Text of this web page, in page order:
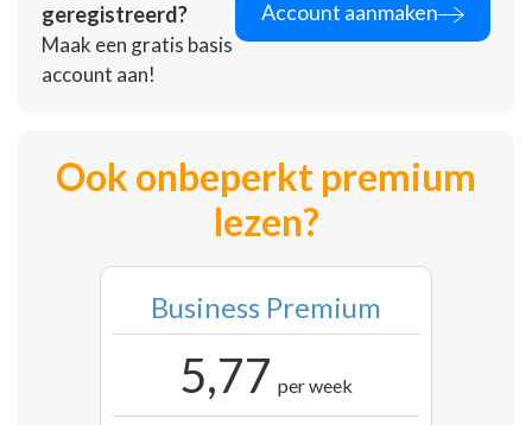
geregistreerd?
Maak een gratis basis
account aan!
Account aanmaken
Ook onbeperkt premium
lezen?
Business Premium
5,77 per week